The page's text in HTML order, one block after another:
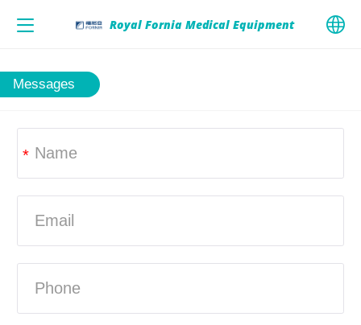
Royal Fornia Medical Equipment
Messages
*